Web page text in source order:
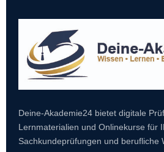
Deine-Akademie24 bietet digitale
Lernmaterialien und Onlinekurse für
Sachkundeprüfungen und berufliche